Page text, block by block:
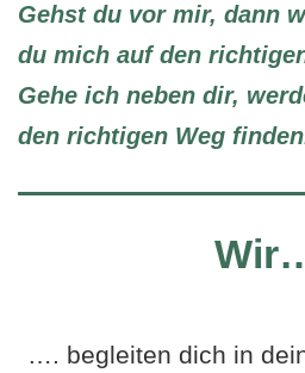
Gehst du vor mir, dann
du mich auf den
Gehe ich neben dir,
den richtigen Weg
…. begleiten dich in